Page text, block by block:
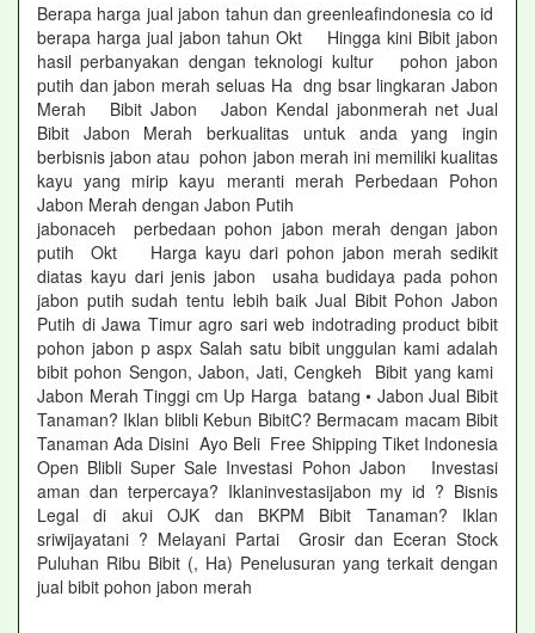
Berapa harga jual jabon tahun dan greenleafindonesia co id
berapa harga jual jabon tahun Okt Hingga kini Bibit jabon
hasil perbanyakan dengan teknologi kultur pohon jabon
putih dan jabon merah seluas Ha dng bsar lingkaran Jabon
Merah Bibit Jabon Jabon Kendal jabonmerah net Jual
Bibit Jabon Merah berkualitas untuk anda yang ingin
berbisnis jabon atau pohon jabon merah ini memiliki kualitas
kayu yang mirip kayu meranti merah Perbedaan Pohon
Jabon Merah dengan Jabon Putih
jabonaceh perbedaan pohon jabon merah dengan jabon
putih Okt Harga kayu dari pohon jabon merah sedikit
diatas kayu dari jenis jabon usaha budidaya pada pohon
jabon putih sudah tentu lebih baik Jual Bibit Pohon Jabon
Putih di Jawa Timur agro sari web indotrading product bibit
pohon jabon p aspx Salah satu bibit unggulan kami adalah
bibit pohon Sengon, Jabon, Jati, Cengkeh Bibit yang kami
Jabon Merah Tinggi cm Up Harga batang • Jabon Jual Bibit
Tanaman? Iklan blibli Kebun BibitC? Bermacam macam Bibit
Tanaman Ada Disini Ayo Beli Free Shipping Tiket Indonesia
Open Blibli Super Sale Investasi Pohon Jabon Investasi
aman dan terpercaya? Iklaninvestasijabon my id ? Bisnis
Legal di akui OJK dan BKPM Bibit Tanaman? Iklan
sriwijayatani ? Melayani Partai Grosir dan Eceran Stock
Puluhan Ribu Bibit (, Ha) Penelusuran yang terkait dengan
jual bibit pohon jabon merah